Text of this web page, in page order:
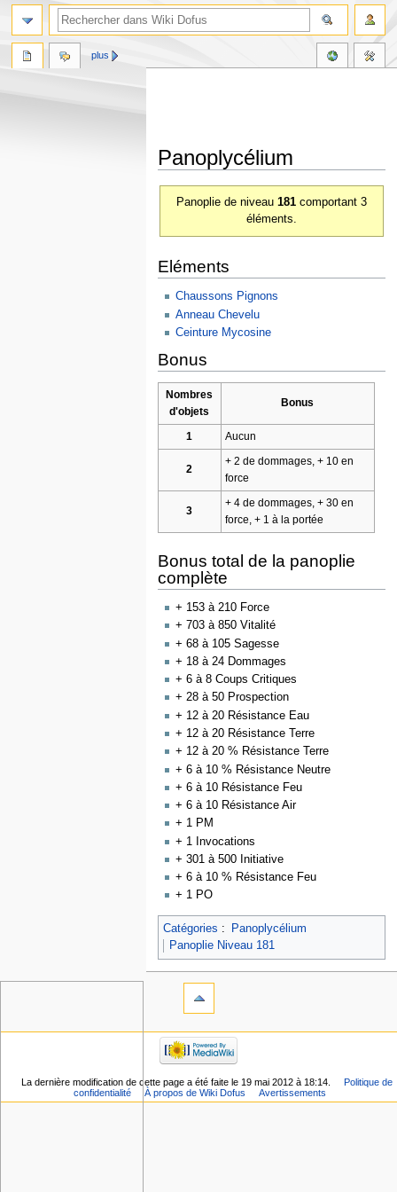
Panoplycélium
Panoplie de niveau181 comportant 3
éléments.
Eléments
Chaussons Pignons
Anneau Chevelu
Ceinture Mycosine
Bonus
Nombres
d'objets
Bonus
1 Aucun
2
+ 2 de dommages, + 10 en
force
3
+ 4 de dommages, + 30 en
force, + 1 à la portée
Bonus total de la panoplie
complète
+ 153 à 210 Force
+ 703 à 850 Vitalité
+ 68 à 105 Sagesse
+ 18 à 24 Dommages
+ 6 à 8 Coups Critiques
+ 28 à 50 Prospection
+ 12 à 20 Résistance Eau
+ 12 à 20 Résistance Terre
+ 12 à 20 % Résistance Terre
+ 6 à 10 % Résistance Neutre
+ 6 à 10 Résistance Feu
+ 6 à 10 Résistance Air
+ 1 PM
+ 1 Invocations
+ 301 à 500 Initiative
+ 6 à 10 % Résistance Feu
+ 1 PO
Catégories :
Panoplycélium
Panoplie Niveau 181
plus
La dernière modification de cette page a été faite le 19 mai 2012 à 18:14.
Politique de
confidentialité
À propos de Wiki Dofus Avertissements